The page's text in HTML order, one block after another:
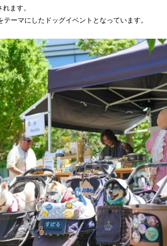
ます。
ーマにしたドッグイベントとなっています。